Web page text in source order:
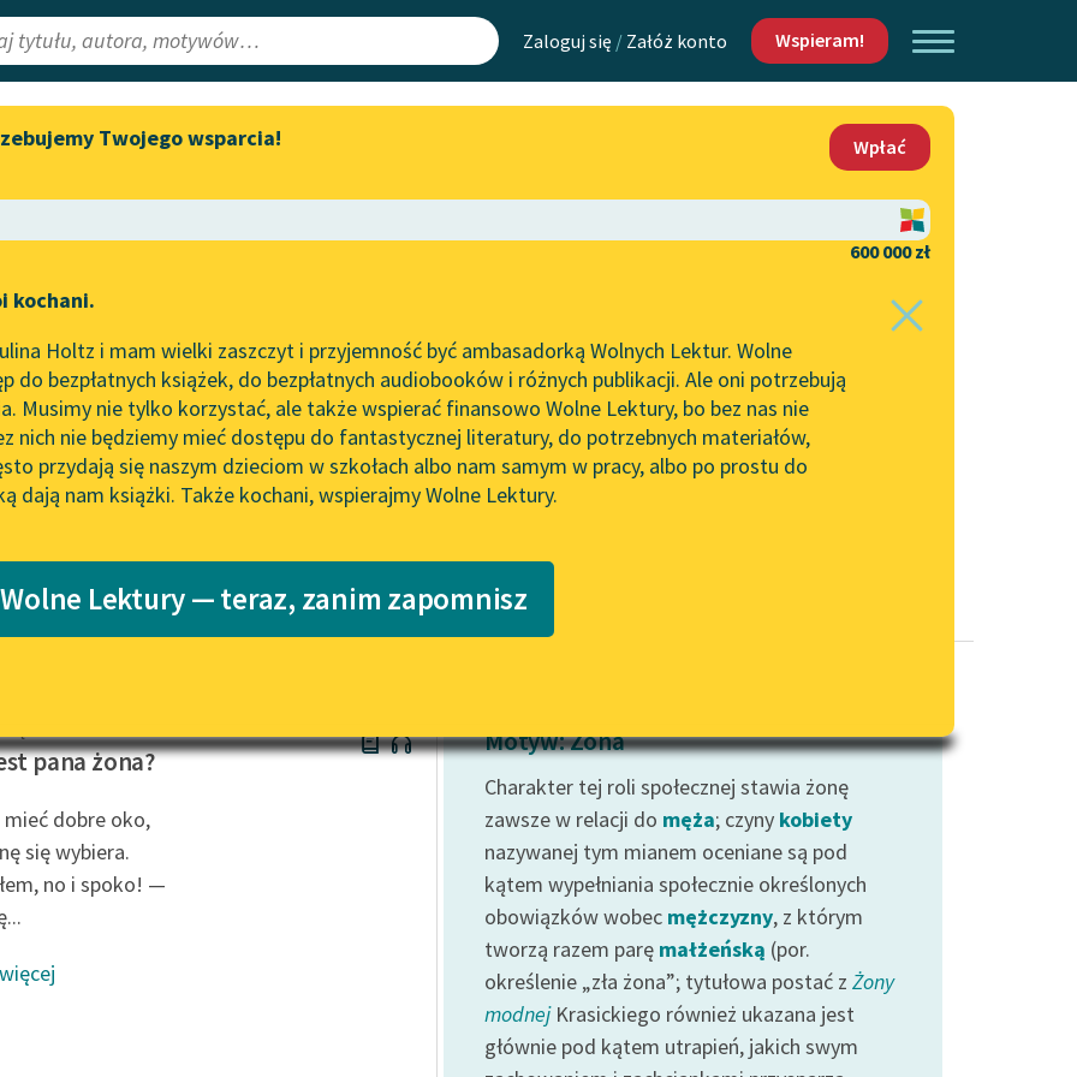
Zaloguj się / Załóż konto Wspieram!
Lektury
redakcyjne
Aktualności
Zapraszamy na spotkanie
literatury skandynawskiej
Wolne Lektury na 32.
Pol’and’Rock Festivalu
„Kochanek Lady Chatterley”
do słuchania na Wolnych
Lekturach
Nowy audiobook – „Marzenie
niepełnosprawnościami
uczennic i uczniów z
Feministyczne inspiracje.
Mapa Wolnych Lektur
Leśmianator
API
OAI-PMH
Widget Wolnych Lektur
Katalog
Katalog w formacie PDF
Kontakt
O projekcie
Zasady wykorzystania
Wolnych Lektur
Logotypy
Materiały promocyjne
wrażliwych
Deklaracja dostępności
Twojego wsparcia!
Wpłać
600 000 zł
kochani.
Holtz i mam wielki zaszczyt i przyjemność być ambasadorką Wolnych Lektur. Wolne
do bezpłatnych książek, do bezpłatnych audiobooków i różnych publikacji. Ale oni potrzebują
Musimy nie tylko korzystać, ale także wspierać finansowo Wolne Lektury, bo bez nas nie
nich nie będziemy mieć dostępu do fantastycznej literatury, do potrzebnych materiałów,
przydają się naszym dzieciom w szkołach albo nam samym w pracy, albo po prostu do
dają nam książki. Także kochani, wspierajmy Wolne Lektury.
Lektury — teraz, zanim zapomnisz
✖ Współczesność✖
pana żona?
mieć dobre oko,
się wybiera.
no i spoko! —
Motyw: Żona
Charakter tej roli społecznej stawia żonę
zawsze w relacji do męża; czyny kobiety
nazywanej tym mianem oceniane są pod
kątem wypełniania społecznie określonych
obowiązków wobec mężczyzny, z którym
tworzą razem parę małżeńską (por.
określenie „zła żona”; tytułowa postać z Żony
modnejKrasickiego również ukazana jest
głównie pod kątem utrapień, jakich swym